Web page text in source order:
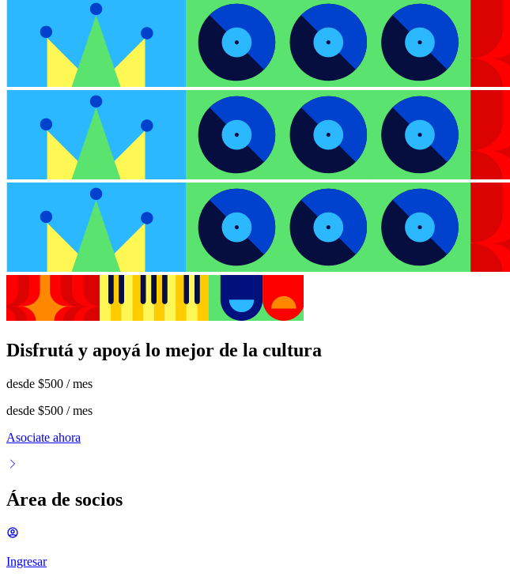
Disfrutá y apoyá lo mejor de la cultura
desde $500 / mes
desde $500 / mes
Asociate ahora
Área de socios
Ingresar